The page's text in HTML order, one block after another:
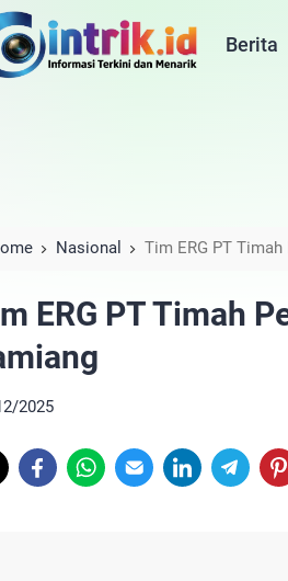
Berita
Nasional Tim ERG PT
ERG PT Timah
2025